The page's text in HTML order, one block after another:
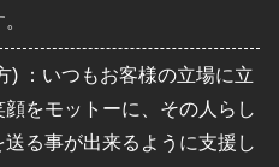
) ：いつもお客様の立場に立
をモットーに、その人らし
る事が出来るように支援し